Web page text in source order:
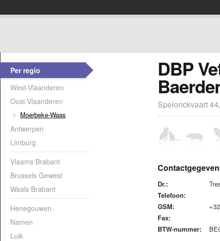
Per regio
West-Vlaanderen
Oost-Vlaanderen
Moerbeke-Waas
Antwerpen
Limburg
Vlaams Brabant
Brussels Gewest
Waals Brabant
Henegouwen
Namen
Luik
DBP
Spelonckvaart
Dr.:
Telefoon:
GSM:
Fax:
BTW-nummer: